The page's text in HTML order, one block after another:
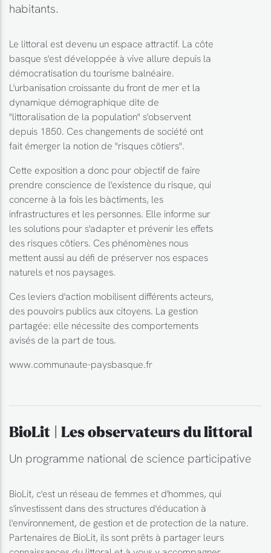
habitants.
Le littoral est devenu un espace attractif. La côte
basque s'est développée à vive allure depuis la
démocratisation du tourisme balnéaire.
L'urbanisation croissante du front de mer et la
dynamique démographique dite de
"littoralisation de la population" s'observent
depuis 1850. Ces changements de société ont
fait émerger la notion de "risques côtiers".
Cette exposition a donc pour objectif de faire
prendre conscience de l'existence du risque, qui
concerne à la fois les bà¢timents, les
infrastructures et les personnes. Elle informe sur
les solutions pour s'adapter et prévenir les effets
des risques côtiers. Ces phénomènes nous
mettent aussi au défi de préserver nos espaces
naturels et nos paysages.
Ces leviers d'action mobilisent différents acteurs,
des pouvoirs publics aux citoyens. La gestion
partagée: elle nécessite des comportements
avisés de la part de tous.
www.communaute-paysbasque.fr
BioLit | Les observateurs du littoral
Un programme national de science participative
BioLit, c'est un réseau de femmes et d'hommes, qui
s'investissent dans des structures d'éducation à
l'environnement, de gestion et de protection de la nature.
Partenaires de BioLit, ils sont prêts à partager leurs